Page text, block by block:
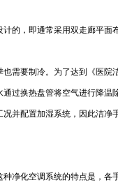
的，即通常采用双走廊平
需要制冷。为了达到《医
过换热盘管将空气进行降
并配置加湿系统，因此洁净
净化空调系统的特点是，